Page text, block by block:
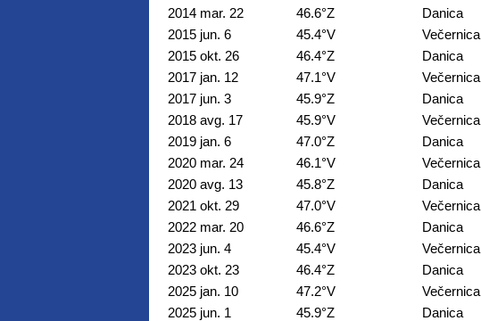
2014 mar. 22
46.6°Z
Danica
2015 jun. 6
45.4°V
Večernica
2015 okt. 26
46.4°Z
Danica
2017 jan. 12
47.1°V
Večernica
2017 jun. 3
45.9°Z
Danica
2018 avg. 17
45.9°V
Večernica
2019 jan. 6
47.0°Z
Danica
2020 mar. 24
46.1°V
Večernica
2020 avg. 13
45.8°Z
Danica
2021 okt. 29
47.0°V
Večernica
2022 mar. 20
46.6°Z
Danica
2023 jun. 4
45.4°V
Večernica
2023 okt. 23
46.4°Z
Danica
2025 jan. 10
47.2°V
Večernica
2025 jun. 1
45.9°Z
Danica